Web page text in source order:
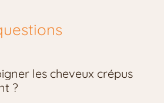
les cheveux crépus
?